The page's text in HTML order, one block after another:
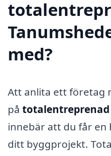
med?
Att anlita ett företag
på totalentreprenad
innebär att du får
ditt byggprojekt.